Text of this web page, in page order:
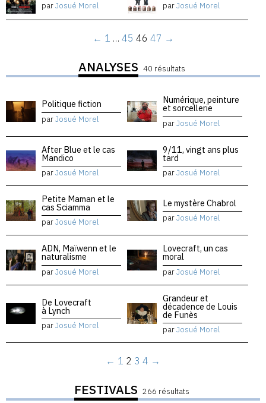
parJosué Morel parJosué Morel
← 1 … 45 46 47 →
ANALYSES 40 résultats
Politique fiction
parJosué Morel
Numérique, peinture
et sorcellerie
parJosué Morel
After Blue et le cas
Mandico
parJosué Morel
9/11, vingt ans plus
tard
parJosué Morel
Petite Maman et le
cas Sciamma
parJosué Morel
Le mystère Chabrol
parJosué Morel
ADN, Maïwenn et le
naturalisme
parJosué Morel
Lovecraft, un cas
moral
parJosué Morel
De Lovecraft
à Lynch
parJosué Morel
Grandeur et
décadence de Louis
de Funès
parJosué Morel
← 1 2 3 4 →
FESTIVALS 266 résultats